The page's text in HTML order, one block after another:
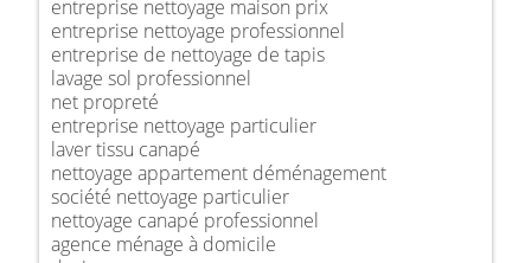
entreprise nettoyage maison prix
entreprise nettoyage professionnel
entreprise de nettoyage de tapis
lavage sol professionnel
net propreté
entreprise nettoyage particulier
laver tissu canapé
nettoyage appartement déménagement
société nettoyage particulier
nettoyage canapé professionnel
agence ménage à domicile